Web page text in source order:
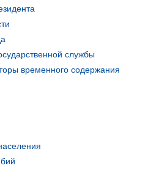
службы
временного содержания